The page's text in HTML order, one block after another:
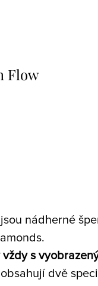
nádherné
s
dvě